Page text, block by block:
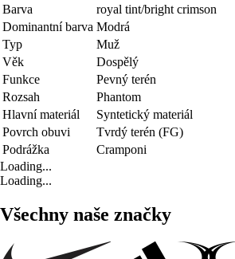
Barva
royal tint/bright crimson
Dominantní barva Modrá
Typ
Muž
Věk
Dospělý
Funkce
Pevný terén
Rozsah
Phantom
Hlavní materiál
Syntetický materiál
Povrch obuvi
Tvrdý terén (FG)
Podrážka
Cramponi
Loading...
Loading...
Všechny naše značky